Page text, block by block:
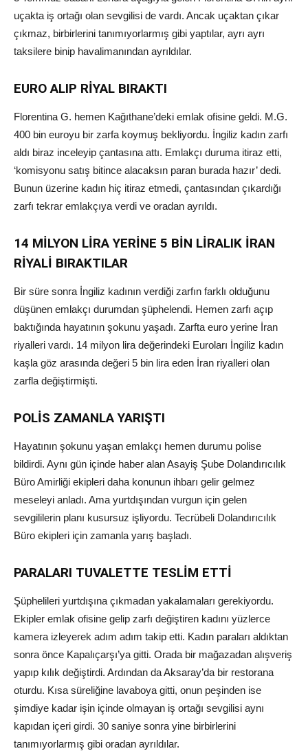
uçakta iş ortağı olan sevgilisi de vardı. Ancak uçaktan çıkar
çıkmaz, birbirlerini tanımıyorlarmış gibi yaptılar, ayrı ayrı
taksilere binip havalimanından ayrıldılar.
EURO ALIP RİYAL BIRAKTI
Florentina G. hemen Kağıthane’deki emlak ofisine geldi. M.G.
400 bin euroyu bir zarfa koymuş bekliyordu. İngiliz kadın zarfı
aldı biraz inceleyip çantasına attı. Emlakçı duruma itiraz etti,
‘komisyonu satış bitince alacaksın paran burada hazır’ dedi.
Bunun üzerine kadın hiç itiraz etmedi, çantasından çıkardığı
zarfı tekrar emlakçıya verdi ve oradan ayrıldı.
14 MİLYON LİRA YERİNE 5 BİN LİRALIK İRAN
RİYALİ BIRAKTILAR
Bir süre sonra İngiliz kadının verdiği zarfın farklı olduğunu
düşünen emlakçı durumdan şüphelendi. Hemen zarfı açıp
baktığında hayatının şokunu yaşadı. Zarfta euro yerine İran
riyalleri vardı. 14 milyon lira değerindeki Euroları İngiliz kadın
kaşla göz arasında değeri 5 bin lira eden İran riyalleri olan
zarfla değiştirmişti.
POLİS ZAMANLA YARIŞTI
Hayatının şokunu yaşan emlakçı hemen durumu polise
bildirdi. Aynı gün içinde haber alan Asayiş Şube Dolandırıcılık
Büro Amirliği ekipleri daha konunun ihbarı gelir gelmez
meseleyi anladı. Ama yurtdışından vurgun için gelen
sevgililerin planı kusursuz işliyordu. Tecrübeli Dolandırıcılık
Büro ekipleri için zamanla yarış başladı.
PARALARI TUVALETTE TESLİM ETTİ
Şüphelileri yurtdışına çıkmadan yakalamaları gerekiyordu.
Ekipler emlak ofisine gelip zarfı değiştiren kadını yüzlerce
kamera izleyerek adım adım takip etti. Kadın paraları aldıktan
sonra önce Kapalıçarşı’ya gitti. Orada bir mağazadan alışveriş
yapıp kılık değiştirdi. Ardından da Aksaray’da bir restorana
oturdu. Kısa süreliğine lavaboya gitti, onun peşinden ise
şimdiye kadar işin içinde olmayan iş ortağı sevgilisi aynı
kapıdan içeri girdi. 30 saniye sonra yine birbirlerini
tanımıyorlarmış gibi oradan ayrıldılar.